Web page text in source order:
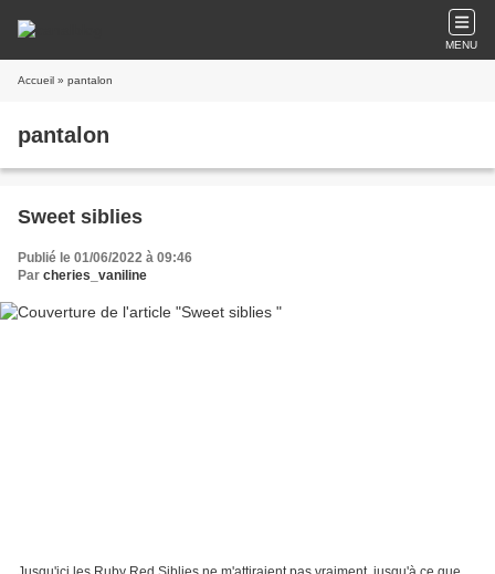
MENU
Accueil » pantalon
pantalon
Sweet siblies
Publié le 01/06/2022 à 09:46
Par cheries_vaniline